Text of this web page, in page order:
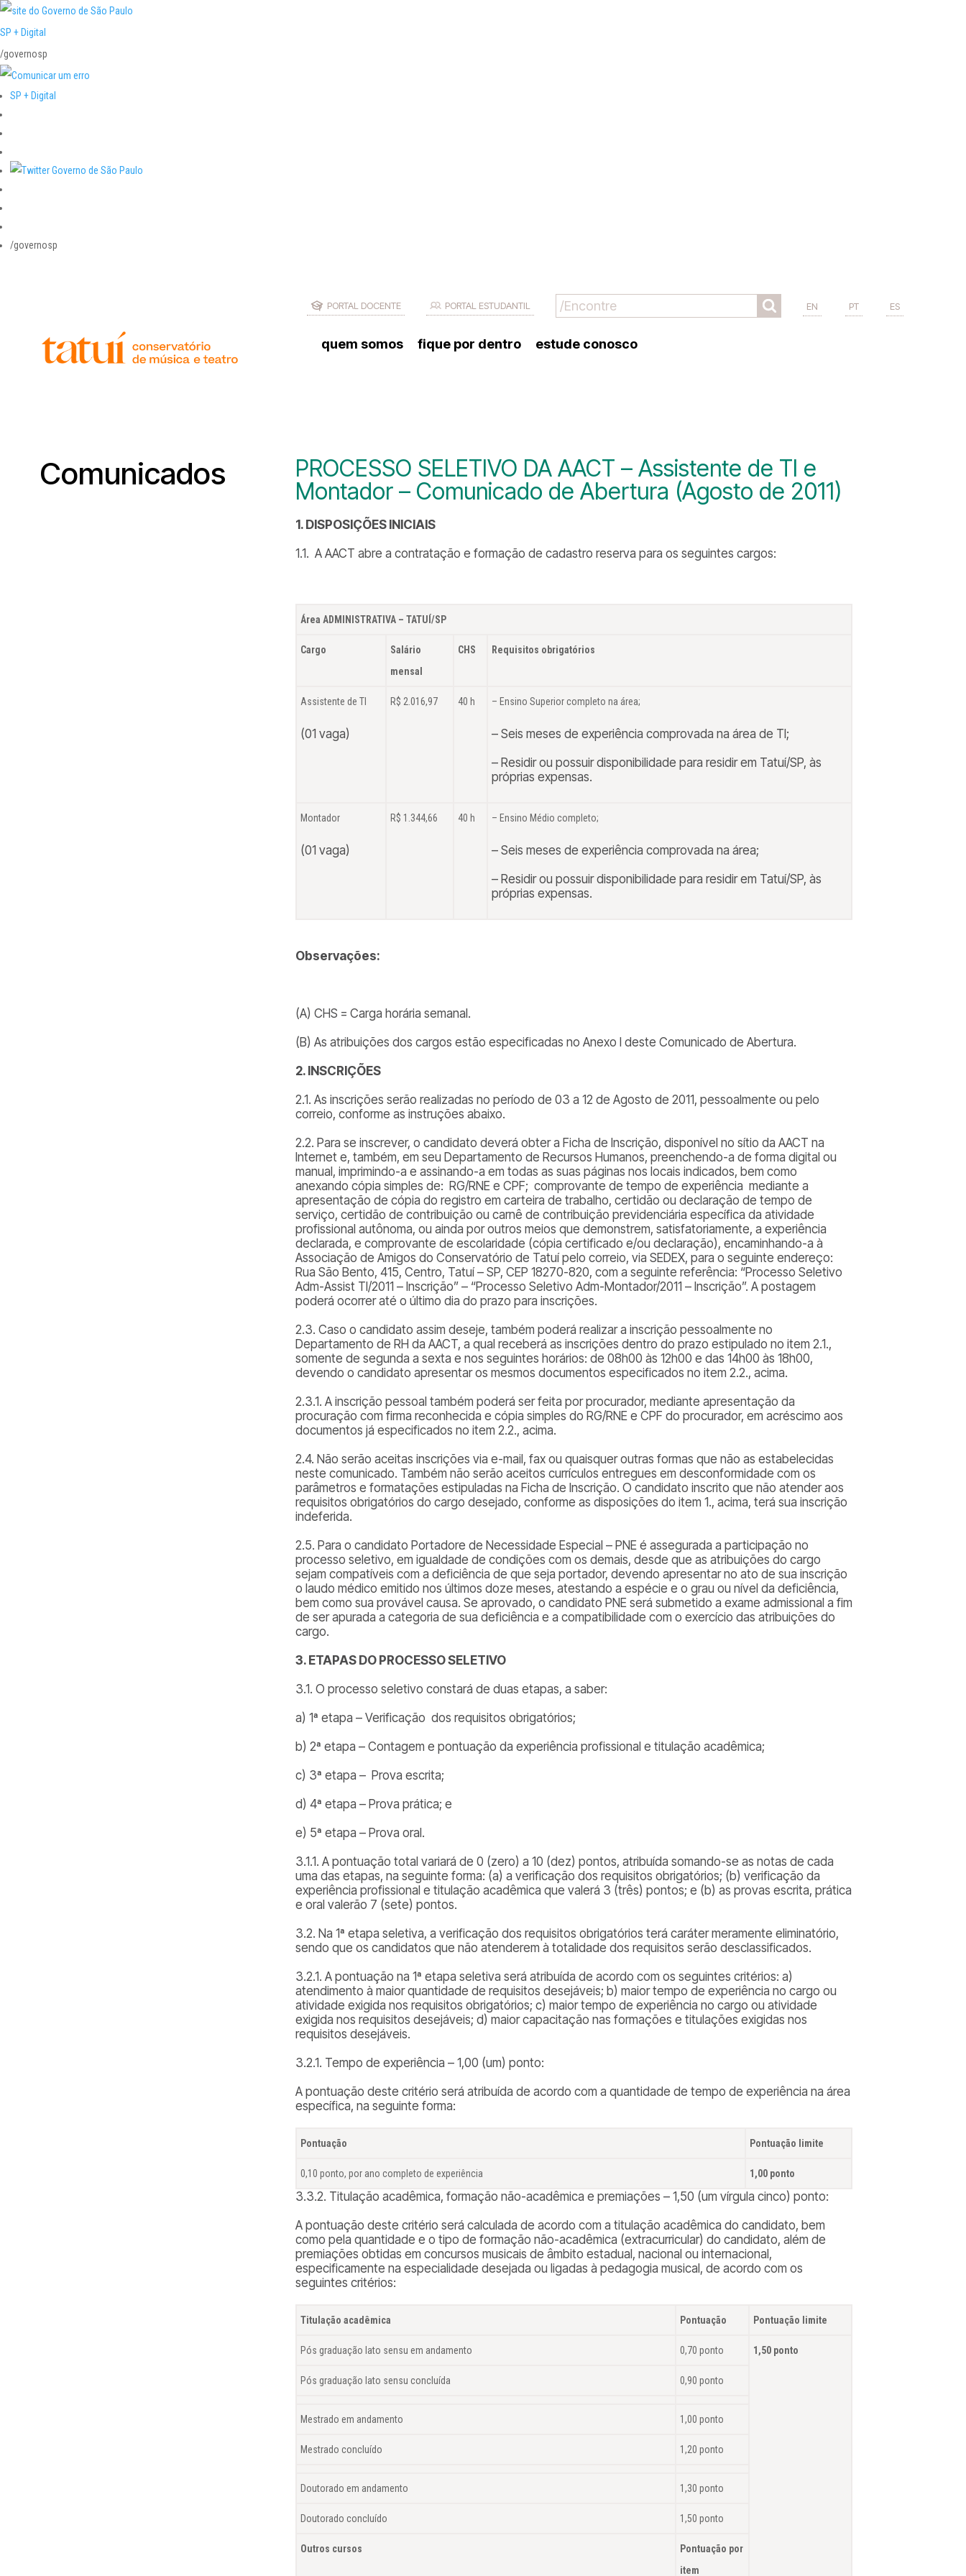
SP + Digital
/governosp
SP + Digital
/governosp
PORTAL DOCENTE PORTAL ESTUDANTIL EN PT ES
quem somos fique por dentro estude conosco
Comunicados
PROCESSO SELETIVO DA AACT – Assistente de TI e
Montador – Comunicado de Abertura (Agosto de 2011)
1. DISPOSIÇÕES INICIAIS
1.1. A AACT abre a contratação e formação de cadastro reserva para os seguintes cargos:
Área ADMINISTRATIVA – TATUÍ/SP
Cargo
Salário
mensal
CHS Requisitos obrigatórios
Assistente de TI
(01 vaga)
R$ 2.016,97 40 h – Ensino Superior completo na área;
– Seis meses de experiência comprovada na área de TI;
– Residir ou possuir disponibilidade para residir em Tatuí/SP, às
próprias expensas.
Montador
(01 vaga)
R$ 1.344,66 40 h – Ensino Médio completo;
– Seis meses de experiência comprovada na área;
– Residir ou possuir disponibilidade para residir em Tatuí/SP, às
próprias expensas.
Observações:
(A) CHS = Carga horária semanal.
(B) As atribuições dos cargos estão especificadas no Anexo I deste Comunicado de Abertura.
2. INSCRIÇÕES
2.1. As inscrições serão realizadas no período de 03 a 12 de Agosto de 2011, pessoalmente ou pelo
correio, conforme as instruções abaixo.
2.2. Para se inscrever, o candidato deverá obter a Ficha de Inscrição, disponível no sítio da AACT na
Internet e, também, em seu Departamento de Recursos Humanos, preenchendo-a de forma digital ou
manual, imprimindo-a e assinando-a em todas as suas páginas nos locais indicados, bem como
anexando cópia simples de: RG/RNE e CPF; comprovante de tempo de experiência mediante a
apresentação de cópia do registro em carteira de trabalho, certidão ou declaração de tempo de
serviço, certidão de contribuição ou carnê de contribuição previdenciária específica da atividade
profissional autônoma, ou ainda por outros meios que demonstrem, satisfatoriamente, a experiência
declarada, e comprovante de escolaridade (cópia certificado e/ou declaração), encaminhando-a à
Associação de Amigos do Conservatório de Tatuí pelo correio, via SEDEX, para o seguinte endereço:
Rua São Bento, 415, Centro, Tatuí – SP, CEP 18270-820, com a seguinte referência: “Processo Seletivo
Adm-Assist TI/2011 – Inscrição” – “Processo Seletivo Adm-Montador/2011 – Inscrição”. A postagem
poderá ocorrer até o último dia do prazo para inscrições.
2.3. Caso o candidato assim deseje, também poderá realizar a inscrição pessoalmente no
Departamento de RH da AACT, a qual receberá as inscrições dentro do prazo estipulado no item 2.1.,
somente de segunda a sexta e nos seguintes horários: de 08h00 às 12h00 e das 14h00 às 18h00,
devendo o candidato apresentar os mesmos documentos especificados no item 2.2., acima.
2.3.1. A inscrição pessoal também poderá ser feita por procurador, mediante apresentação da
procuração com firma reconhecida e cópia simples do RG/RNE e CPF do procurador, em acréscimo aos
documentos já especificados no item 2.2., acima.
2.4. Não serão aceitas inscrições via e-mail, fax ou quaisquer outras formas que não as estabelecidas
neste comunicado. Também não serão aceitos currículos entregues em desconformidade com os
parâmetros e formatações estipuladas na Ficha de Inscrição. O candidato inscrito que não atender aos
requisitos obrigatórios do cargo desejado, conforme as disposições do item 1., acima, terá sua inscrição
indeferida.
2.5. Para o candidato Portadore de Necessidade Especial – PNE é assegurada a participação no
processo seletivo, em igualdade de condições com os demais, desde que as atribuições do cargo
sejam compatíveis com a deficiência de que seja portador, devendo apresentar no ato de sua inscrição
o laudo médico emitido nos últimos doze meses, atestando a espécie e o grau ou nível da deficiência,
bem como sua provável causa. Se aprovado, o candidato PNE será submetido a exame admissional a fim
de ser apurada a categoria de sua deficiência e a compatibilidade com o exercício das atribuições do
cargo.
3. ETAPAS DO PROCESSO SELETIVO
3.1. O processo seletivo constará de duas etapas, a saber:
a) 1ª etapa – Verificação dos requisitos obrigatórios;
b) 2ª etapa – Contagem e pontuação da experiência profissional e titulação acadêmica;
c) 3ª etapa – Prova escrita;
d) 4ª etapa – Prova prática; e
e) 5ª etapa – Prova oral.
3.1.1. A pontuação total variará de 0 (zero) a 10 (dez) pontos, atribuída somando-se as notas de cada
uma das etapas, na seguinte forma: (a) a verificação dos requisitos obrigatórios; (b) verificação da
experiência profissional e titulação acadêmica que valerá 3 (três) pontos; e (b) as provas escrita, prática
e oral valerão 7 (sete) pontos.
3.2. Na 1ª etapa seletiva, a verificação dos requisitos obrigatórios terá caráter meramente eliminatório,
sendo que os candidatos que não atenderem à totalidade dos requisitos serão desclassificados.
3.2.1. A pontuação na 1ª etapa seletiva será atribuída de acordo com os seguintes critérios: a)
atendimento à maior quantidade de requisitos desejáveis; b) maior tempo de experiência no cargo ou
atividade exigida nos requisitos obrigatórios; c) maior tempo de experiência no cargo ou atividade
exigida nos requisitos desejáveis; d) maior capacitação nas formações e titulações exigidas nos
requisitos desejáveis.
3.2.1. Tempo de experiência – 1,00 (um) ponto:
A pontuação deste critério será atribuída de acordo com a quantidade de tempo de experiência na área
específica, na seguinte forma:
Pontuação Pontuação limite
0,10 ponto, por ano completo de experiência 1,00 ponto
3.3.2. Titulação acadêmica, formação não-acadêmica e premiações – 1,50 (um vírgula cinco) ponto:
A pontuação deste critério será calculada de acordo com a titulação acadêmica do candidato, bem
como pela quantidade e o tipo de formação não-acadêmica (extracurricular) do candidato, além de
premiações obtidas em concursos musicais de âmbito estadual, nacional ou internacional,
especificamente na especialidade desejada ou ligadas à pedagogia musical, de acordo com os
seguintes critérios:
Titulação acadêmica Pontuação Pontuação limite
Pós graduação lato sensuem andamento 0,70 ponto 1,50 ponto
Pós graduação lato sensu concluída 0,90 ponto
Mestrado em andamento 1,00 ponto
Mestrado concluído 1,20 ponto
Doutorado em andamento 1,30 ponto
Doutorado concluído 1,50 ponto
Outros cursos
Pontuação por
item